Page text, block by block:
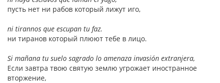
пусть нет ни рабов который лижут иго,
ni tirannos que escupan tu faz.
ни тиранов который плюют тебе в лицо.
Si mañana tu suelo sagrado lo amenaza invasión extranjera,
Если завтра твою святую землю угрожает иностранное
вторжение,